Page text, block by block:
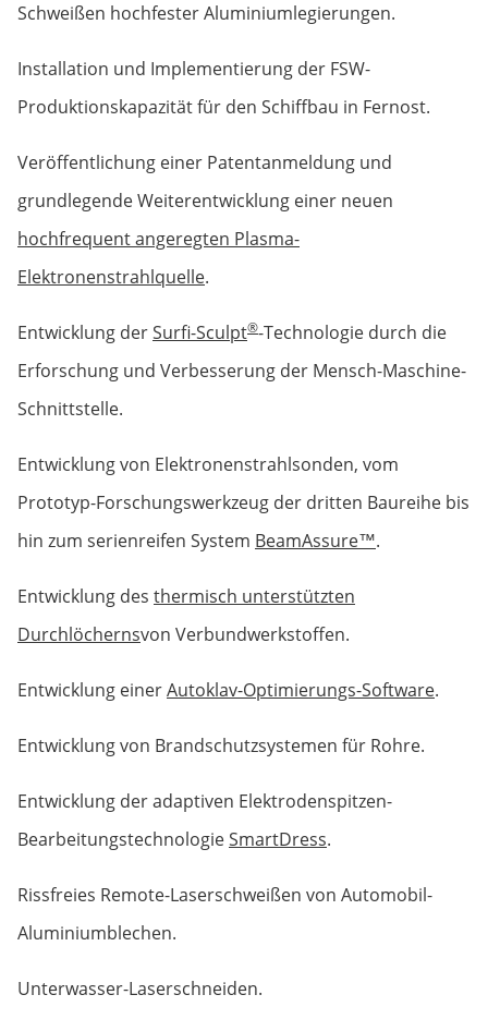
Schweißen hochfester Aluminiumlegierungen.
Installation und Implemen­tierung der FSW-
Produktionskapazität für den Schiffbau in Fernost.
Veröffentlichung einer Patentanmeldung und
grundlegende Weiterentwicklung einer neuen
hochfrequent angeregten Plasma-
Elektronenstrahlquelle.
Entwicklung derSurfi-Sculpt®-Technologie durch die
Erforschung und Verbesserung der Mensch-Maschine-
Schnittstelle.
Entwicklung von Elektronen­strahl­sonden, vom
Prototyp-Forschungs­werkzeug der dritten Baureihe bis
hin zum serienreifen System BeamAssure™.
Entwicklung des thermisch unterstützten
Durchlöchernsvon Verbundwerkstoffen.
Entwicklung einerAutoklav-Optimierungs-Software.
Entwicklung von Brandschutz­systemen für Rohre.
Entwicklung der adaptiven Elektrodenspitzen-
Bearbeitungs­technologieSmartDress.
Rissfreies Remote-Laserschweißen von Automobil-
Aluminiumblechen.
Unterwasser-Laserschneiden.